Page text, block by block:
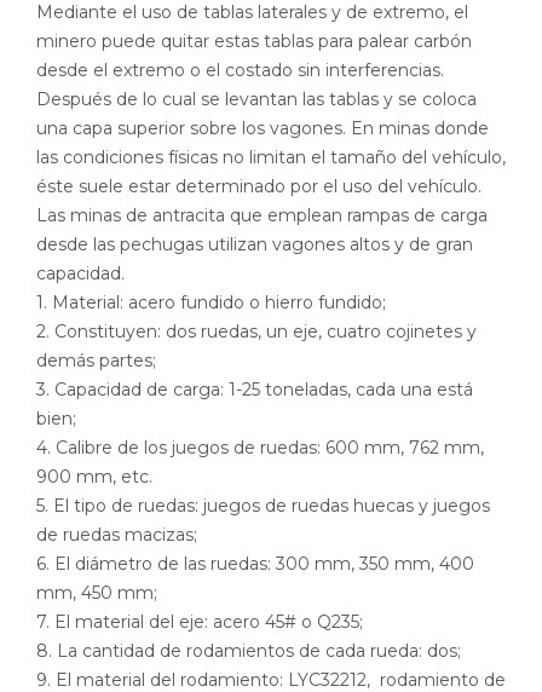
Mediante el uso de tablas laterales y de extremo, el
minero puede quitar estas tablas para palear carbón
desde el extremo o el costado sin interferencias.
Después de lo cual se levantan las tablas y se coloca
una capa superior sobre los vagones. En minas donde
las condiciones físicas no limitan el tamaño del vehículo,
éste suele estar determinado por el uso del vehículo.
Las minas de antracita que emplean rampas de carga
desde las pechugas utilizan vagones altos y de gran
capacidad.
1. Material: acero fundido o hierro fundido;
2. Constituyen: dos ruedas, un eje, cuatro cojinetes y
demás partes;
3. Capacidad de carga: 1-25 toneladas, cada una está
bien;
4. Calibre de los juegos de ruedas: 600 mm, 762 mm,
900 mm, etc.
5. El tipo de ruedas: juegos de ruedas huecas y juegos
de ruedas macizas;
6. El diámetro de las ruedas: 300 mm, 350 mm, 400
mm, 450 mm;
7. El material del eje: acero 45# o Q235;
8. La cantidad de rodamientos de cada rueda: dos;
9. El material del rodamiento: LYC32212, rodamiento de